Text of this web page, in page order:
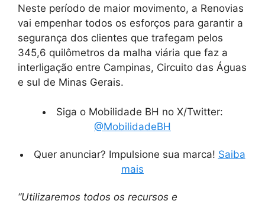
Neste período de maior movimento, a Renovias
vai empenhar todos os esforços para garantir a
segurança dos clientes que trafegam pelos
345,6 quilômetros da malha viária que faz a
interligação entre Campinas, Circuito das Águas
e sul de Minas Gerais.
Siga o Mobilidade BH no X/Twitter:
@MobilidadeBH
Quer anunciar? Impulsione sua marca! Saiba
mais
“Utilizaremos todos os recursos e